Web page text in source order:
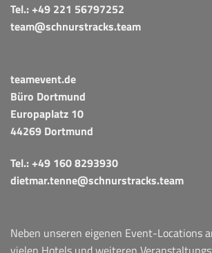
Tel.:+49 221 56797252
team@schnurstracks.team
teamevent.de
Büro Dortmund
Europaplatz 10
44269 Dortmund
Tel.:+49 160 8293930
dietmar.tenne@schnurstracks.team
Neben unseren eigenen Event-Locations